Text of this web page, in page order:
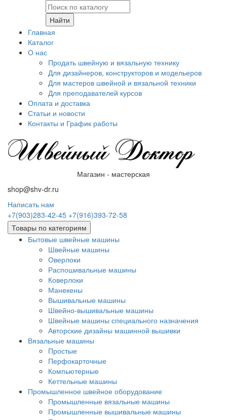
Найти
Главная
Каталог
О нас
Продать швейную и вязальную технику
Для дизайнеров, конструкторов и модельеров
Для мастеров швейной и вязальной техники
Для преподавателей курсов
Оплата и доставка
Статьи и новости
Контакты и График работы
Магазин - мастерская
shop@shv-dr.ru
Написать нам
+7(903)283-42-45 +7(916)393-72-58
Товары по категориям
Бытовые швейные машины
Швейные машины
Оверлоки
Распошивальные машины
Коверлоки
Манекены
Вышивальные машины
Швейно-вышивальные машины
Швейные машины специального назначения
Авторские дизайны машинной вышивки
Вязальные машины
Простые
Перфокарточные
Компьютерные
Кеттельные машины
Промышленное швейное оборудование
Промышленные вязальные машины
Промышленные вышивальные машины